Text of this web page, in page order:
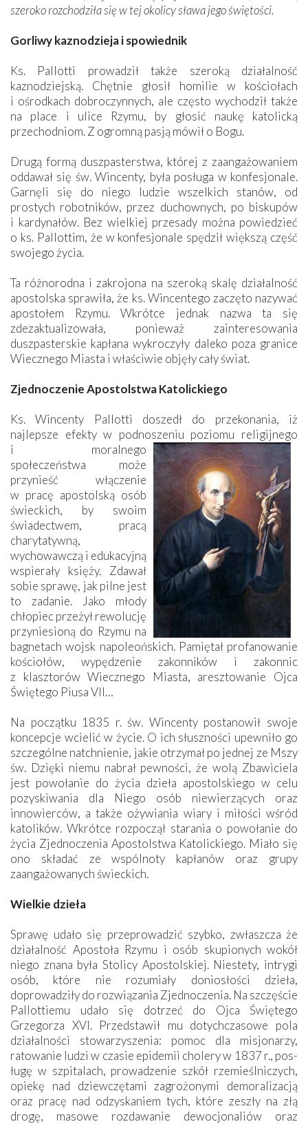
szeroko rozchodziła się w tej okolicy sława jego świętości.
Gorliwy kaznodzieja i spowiednik
Ks. Pallotti prowadził także szeroką działalność
kaznodziejską. Chętnie głosił homilie w kościołach
i ośrodkach dobroczynnych, ale często wychodził także
na place i ulice Rzymu, by głosić naukę katolicką
przechodniom. Z ogromną pasją mówił o Bogu.
Drugą formą duszpasterstwa, której z zaangażowaniem
oddawał się św. Wincenty, była posługa w konfesjonale.
Garnęli się do niego ludzie wszelkich stanów, od
prostych robotników, przez duchownych, po biskupów
i kardynałów. Bez wielkiej przesady można powiedzieć
o ks. Pallottim, że w konfesjonale spędził większą część
swojego życia.
Ta różnorodna i zakrojona na szeroką skalę działalność
apostolska sprawiła, że ks. Wincentego zaczęto nazywać
apostołem Rzymu. Wkrótce jednak nazwa ta się
zdezaktualizowała, ponieważ zainteresowania
duszpasterskie kapłana wykroczyły daleko poza granice
Wiecznego Miasta i właściwie objęły cały świat.
Zjednoczenie Apostolstwa Katolickiego
Ks. Wincenty Pallotti doszedł do przekonania, iż
najlepsze efekty w podnoszeniu poziomu religijnego
i moralnego
społeczeństwa może
przynieść włączenie
w pracę apostolską osób
świeckich, by swoim
świadectwem, pracą
charytatywną,
wychowawczą i edukacyjną
wspierały księży. Zdawał
sobie sprawę, jak pilne jest
to zadanie. Jako młody
chłopiec przeżył rewolucję
przyniesioną do Rzymu na
bagnetach wojsk napoleońskich. Pamiętał profanowanie
kościołów, wypędzenie zakonników i zakonnic
z klasztorów Wiecznego Miasta, aresztowanie Ojca
Świętego Piusa VII…
Na początku 1835 r. św. Wincenty postanowił swoje
koncepcje wcielić w życie. O ich słuszności upewniło go
szczególne natchnienie, jakie otrzymał po jednej ze Mszy
św. Dzięki niemu nabrał pewności, że wolą Zbawiciela
jest powołanie do życia dzieła apostolskiego w celu
pozyskiwania dla Niego osób niewierzących oraz
innowierców, a także ożywiania wiary i miłości wśród
katolików. Wkrótce rozpoczął starania o powołanie do
życia Zjednoczenia Apostolstwa Katolickiego. Miało się
ono składać ze wspólnoty kapłanów oraz grupy
zaangażowanych świeckich.
Wielkie dzieła
Sprawę udało się przeprowadzić szybko, zwłaszcza że
działalność Apostoła Rzymu i osób skupionych wokół
niego znana była Stolicy Apostolskiej. Niestety, intrygi
osób, które nie rozumiały doniosłości dzieła,
doprowadziły do rozwiązania Zjednoczenia. Na szczęście
Pallottiemu udało się dotrzeć do Ojca Świętego
Grzegorza XVI. Przedstawił mu dotychczasowe pola
działalności stowarzyszenia: pomoc dla misjonarzy,
ratowanie ludzi w czasie epidemii cholery w 1837 r., pos­
ługę w szpitalach, prowadzenie szkół rzemieślniczych,
opiekę nad dziewczętami zagrożonymi demoralizacją
oraz pracę nad odzyskaniem tych, które zeszły na złą
drogę, masowe rozdawanie dewocjonaliów oraz